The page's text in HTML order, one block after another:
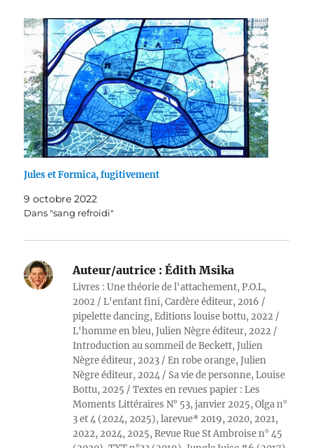
Jules et Formica, fugitivement
9 octobre 2022
Dans "sang refroidi"
Auteur/autrice : Édith Msika
Livres : Une théorie de l'attachement, P.O.L,
2002 / L'enfant fini, Cardère éditeur, 2016 /
pipelette dancing, Editions louise bottu, 2022 /
L'homme en bleu, Julien Nègre éditeur, 2022 /
Introduction au sommeil de Beckett, Julien
Nègre éditeur, 2023 / En robe orange, Julien
Nègre éditeur, 2024 / Sa vie de personne, Louise
Bottu, 2025 / Textes en revues papier : Les
Moments Littéraires N° 53, janvier 2025, Olga n°
3 et 4 (2024, 2025), larevue* 2019, 2020, 2021,
2022, 2024, 2025, Revue Rue St Ambroise n° 45